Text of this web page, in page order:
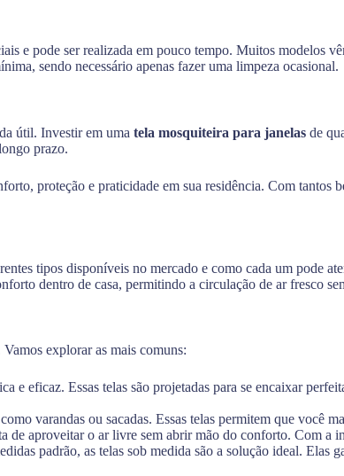
e pode ser realizada em pouco tempo. Muitos modelos
sendo necessário apenas fazer uma limpeza ocasional.
útil. Investir em uma tela mosquiteira para janelas de
prazo.
proteção e praticidade em sua residência. Com tantos
tipos disponíveis no mercado e como cada um pode
dentro de casa, permitindo a circulação de ar fresco
explorar as mais comuns:
e eficaz. Essas telas são projetadas para se encaixar
varandas ou sacadas. Essas telas permitem que você
de aproveitar o ar livre sem abrir mão do conforto. Com a
padrão, as telas sob medida são a solução ideal.